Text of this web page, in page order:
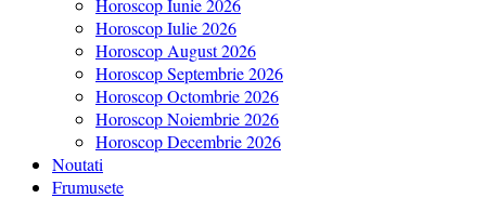
Horoscop Iulie 2026
Horoscop August 2026
Horoscop Septembrie 2026
Horoscop Octombrie 2026
Horoscop Noiembrie 2026
Horoscop Decembrie 2026
Noutati
Frumusete